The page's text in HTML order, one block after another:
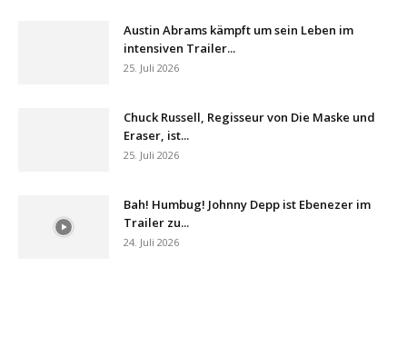
Austin Abrams kämpft um sein Leben im
intensiven Trailer...
25. Juli 2026
Chuck Russell, Regisseur von Die Maske und
Eraser, ist...
25. Juli 2026
Bah! Humbug! Johnny Depp ist Ebenezer im
Trailer zu...
24. Juli 2026